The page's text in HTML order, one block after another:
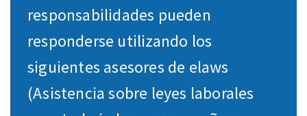
responsabilidades pueden
responderse utilizando los
siguientes asesores de elaws
(Asistencia sobre leyes laborales